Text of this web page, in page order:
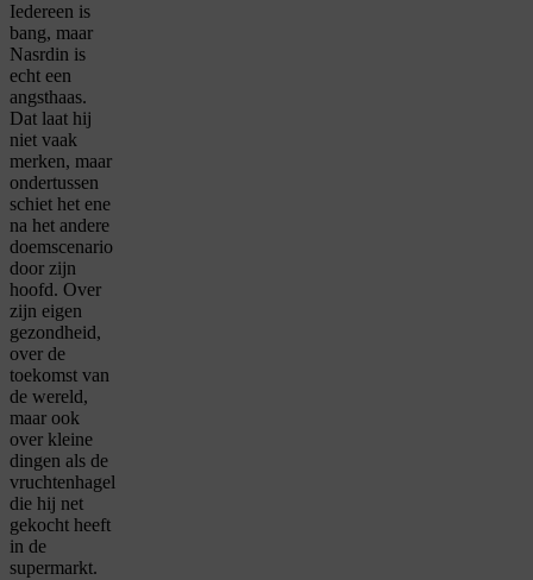
Iedereen is
bang, maar
Nasrdin is
echt een
angsthaas.
Dat laat hij
niet vaak
merken, maar
ondertussen
schiet het ene
na het andere
doemscenario
door zijn
hoofd. Over
zijn eigen
gezondheid,
over de
toekomst van
de wereld,
maar ook
over kleine
dingen als de
vruchtenhagel
die hij net
gekocht heeft
in de
supermarkt.